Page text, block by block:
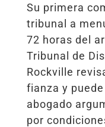
Su primera
tribunal a
72 horas del
Tribunal de
Rockville
fianza y
abogado
por